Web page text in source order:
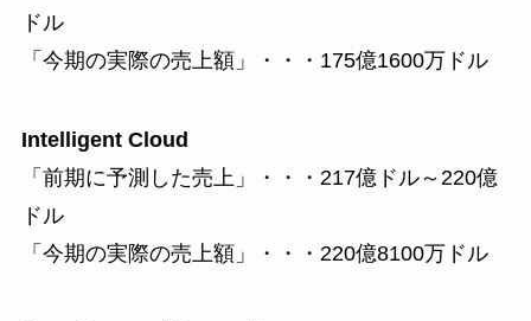
ドル
「今期の実際の売上額」・・・175億1600万ドル
Intelligent Cloud
「前期に予測した売上」・・・217億ドル～220億
ドル
「今期の実際の売上額」・・・220億8100万ドル